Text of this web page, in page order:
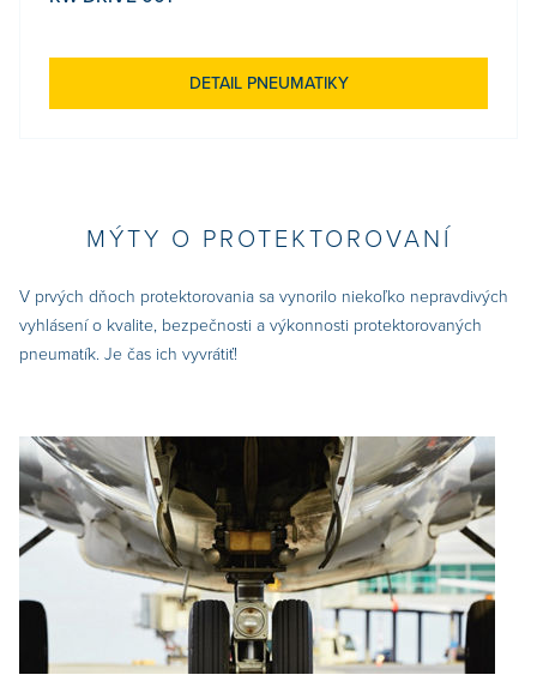
DETAIL PNEUMATIKY
MÝTY O PROTEKTOROVANÍ
V prvých dňoch protektorovania sa vynorilo niekoľko nepravdivých
vyhlásení o kvalite, bezpečnosti a výkonnosti protektorovaných
pneumatík. Je čas ich vyvrátiť!